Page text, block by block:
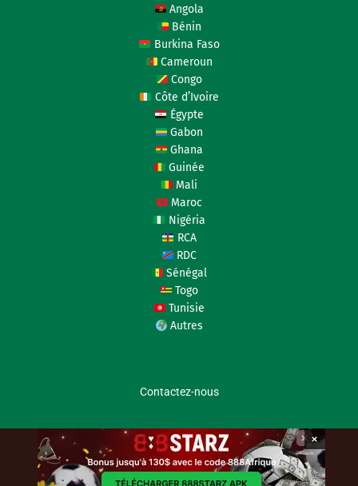
Angola
Bénin
Burkina Faso
Cameroun
Congo
Côte d’Ivoire
Égypte
Gabon
Ghana
Guinée
Mali
Maroc
Nigéria
RCA
RDC
Sénégal
Togo
Tunisie
Autres
Contactez-nous
coupedafriquedesnations.com © 2026 ×